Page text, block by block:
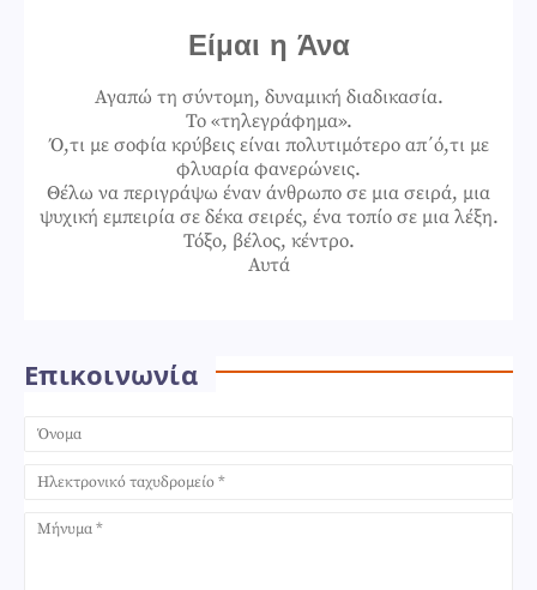
Είμαι η Άνα
Αγαπώ τη σύντομη, δυναμική διαδικασία.
Το «τηλεγράφημα».
Ό,τι με σοφία κρύβεις είναι πολυτιμότερο απ΄ό,τι με
φλυαρία φανερώνεις.
Θέλω να περιγράψω έναν άνθρωπο σε μια σειρά, μια
ψυχική εμπειρία σε δέκα σειρές, ένα τοπίο σε μια λέξη.
Τόξο, βέλος, κέντρο.
Αυτά
Επικοινωνία